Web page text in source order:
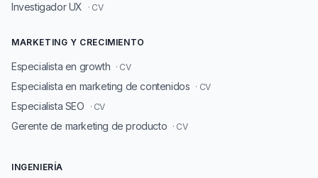
Investigador UX · CV
MARKETING Y CRECIMIENTO
Especialista en growth · CV
Especialista en marketing de contenidos · CV
Especialista SEO · CV
Gerente de marketing de producto · CV
INGENIERÍA